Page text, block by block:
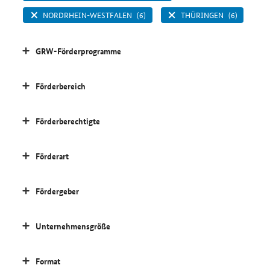
NORDRHEIN-WESTFALEN (6) THÜRINGEN (6)
GRW-Förderprogramme
Förderbereich
Förderberechtigte
Förderart
Fördergeber
Unternehmensgröße
Format